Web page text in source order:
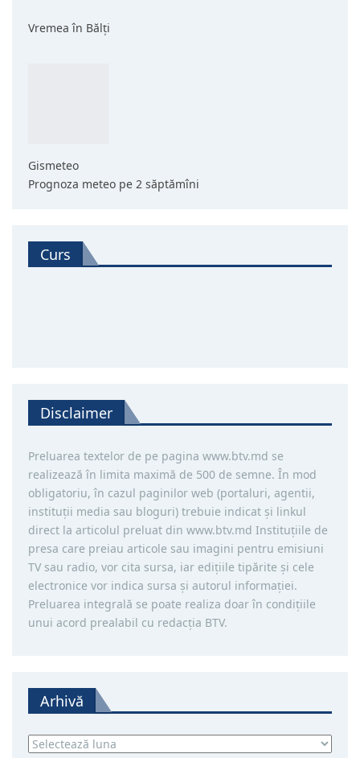
Vremea în Bălți
Gismeteo
Prognoza meteo pe 2 săptămîni
Curs
Disclaimer
Preluarea textelor de pe pagina www.btv.md se
realizează în limita maximă de 500 de semne. În mod
obligatoriu, în cazul paginilor web (portaluri, agentii,
instituţii media sau bloguri) trebuie indicat şi linkul
direct la articolul preluat din www.btv.md Instituţiile de
presa care preiau articole sau imagini pentru emisiuni
TV sau radio, vor cita sursa, iar ediţiile tipărite și cele
electronice vor indica sursa şi autorul informaţiei.
Preluarea integrală se poate realiza doar în condiţiile
unui acord prealabil cu redacţia BTV.
Arhivă
Arhivă